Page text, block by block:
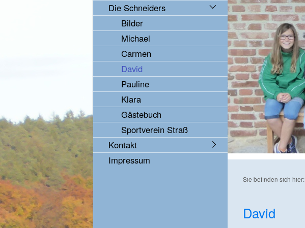
Die Schneiders
Bilder
Michael
Carmen
David
Pauline
Klara
Gästebuch
Sportverein Straß
Kontakt
Impressum
Sie befinden sich hier:
David